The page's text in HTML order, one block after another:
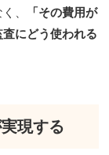
、
「その費用が
にどう使われる
現する